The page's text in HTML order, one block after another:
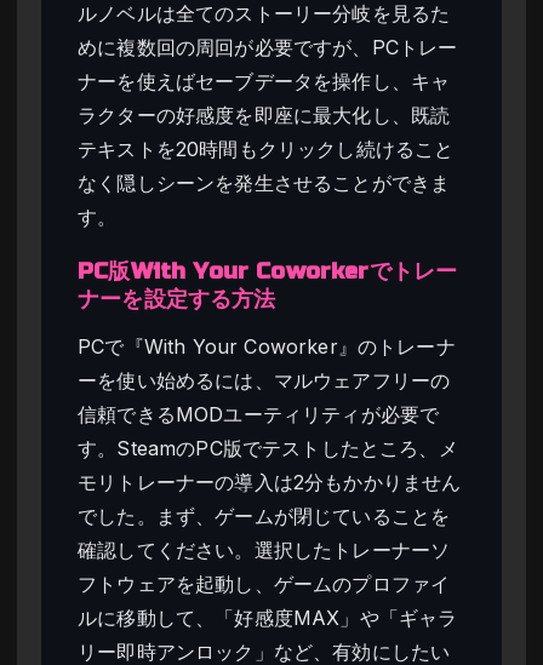
ルノベルは全てのストーリー分岐を見るた
めに複数回の周回が必要ですが、PCトレー
ナーを使えばセーブデータを操作し、キャ
ラクターの好感度を即座に最大化し、既読
テキストを20時間もクリックし続けること
なく隠しシーンを発生させることができま
す。
PC版With Your Coworkerでトレー
ナーを設定する方法
PCで『With Your Coworker』のトレーナ
ーを使い始めるには、マルウェアフリーの
信頼できるMODユーティリティが必要で
す。SteamのPC版でテストしたところ、メ
モリトレーナーの導入は2分もかかりません
でした。まず、ゲームが閉じていることを
確認してください。選択したトレーナーソ
フトウェアを起動し、ゲームのプロファイ
ルに移動して、「好感度MAX」や「ギャラ
リー即時アンロック」など、有効にしたい